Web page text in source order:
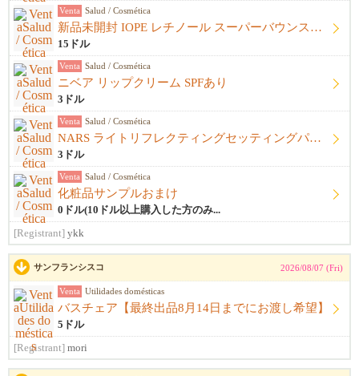
Venta Salud / Cosmética
新品未開封 IOPE レチノール スーパーバウンスセラム1%
15ドル
Venta Salud / Cosmética
ニベア リップクリーム SPFあり
3ドル
Venta Salud / Cosmética
NARS ライトリフレクティングセッティングパウダー プレストN
3ドル
Venta Salud / Cosmética
化粧品サンプルおまけ
0ドル(10ドル以上購入した方のみ...
[Registrant] ykk
サンフランシスコ 2026/08/07 (Fri)
Venta Utilidades domésticas
バスチェア【最終出品8月14日までにお渡し希望】
5ドル
[Registrant] mori